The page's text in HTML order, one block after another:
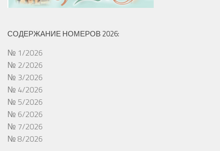
СОДЕРЖАНИЕ НОМЕРОВ 2026:
№ 1/2026
№ 2/2026
№ 3/2026
№ 4/2026
№ 5/2026
№ 6/2026
№ 7/2026
№ 8/2026